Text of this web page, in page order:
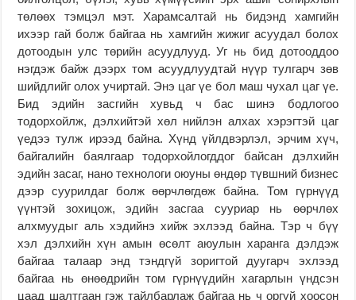
төлөөх тэмцэл мэт. Харамсалтай нь бидэнд хамгийн
ихээр гай болж байгаа нь хамгийн жижиг асуудал болох
дотоодын улс төрийн асуудлууд. Уг нь бид дотооддоо
нэгдэж байж дээрх том асуудлуудтай нүүр тулгарч зөв
шийдлийг олох учиртай. Энэ цаг үе бол маш чухал цаг үе.
Бид эдийн засгийн хувьд ч бас шинэ бодлогоо
тодорхойлж, дэлхийтэй хөл нийлэн алхах хэрэгтэй цаг
үедээ тулж ирээд байна. Хүнд үйлдвэрлэл, эрчим хүч,
байгалийн баялгаар тодорхойлогддог байсан дэлхийн
эдийн засаг, нано технологи оюуны өндөр түвшний бизнес
дээр суурилдаг болж өөрчлөгдөж байна. Том гүрнүүд
үүнтэй зохицож, эдийн засгаа сууриар нь өөрчлөх
алхмуудыг аль хэдийнэ хийж эхлээд байна. Тэр ч бүү
хэл дэлхийн хүн амын өсөлт аюулын харанга дэлдэж
байгаа талаар энд тэндгүй зоригтой дуугарч эхлээд
байгаа нь өнөөдрийн том гүрнүүдийн хагарлын үндсэн
цаад шалтгаан гэж тайлбарлаж байгаа нь ч оргүй хоосон